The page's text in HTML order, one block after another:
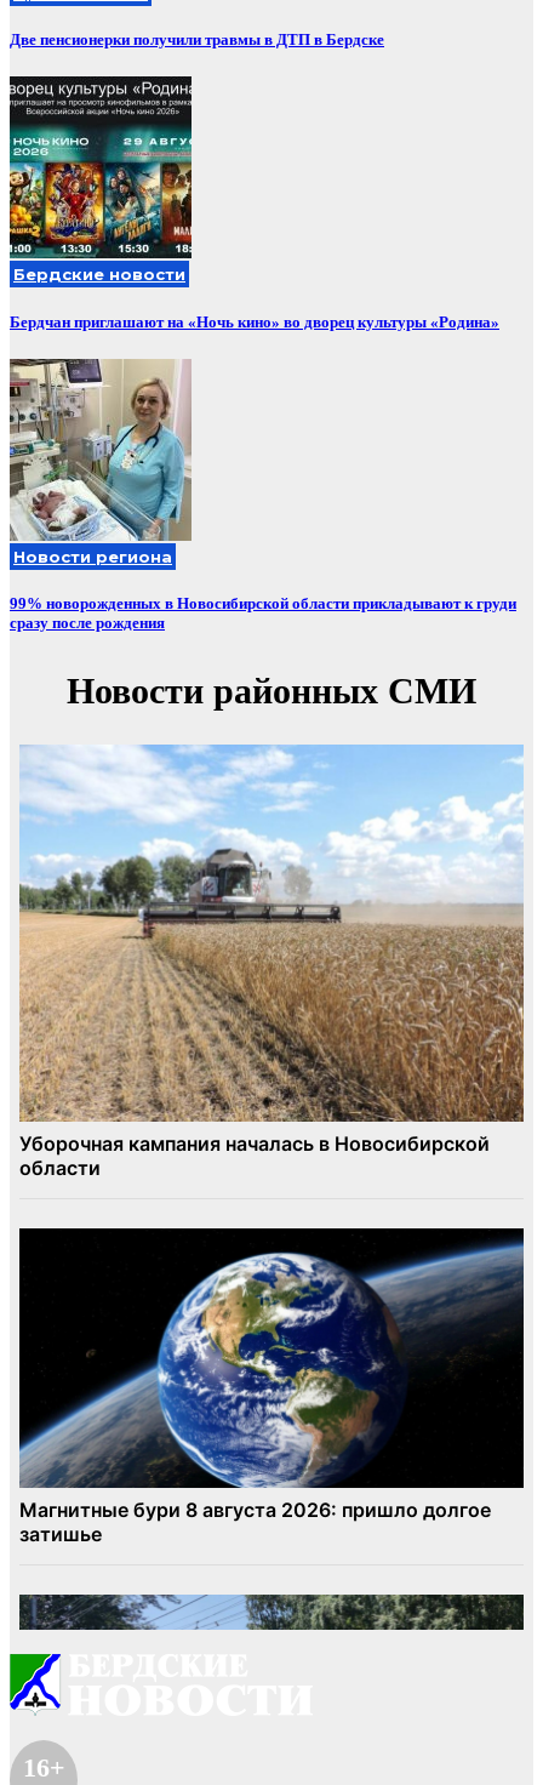
Две пенсионерки получили травмы в ДТП в Бердске
Бердские новости
Бердчан приглашают на «Ночь кино» во дворец культуры «Родина»
Новости региона
99% новорожденных в Новосибирской области прикладывают к груди
сразу после рождения
16+